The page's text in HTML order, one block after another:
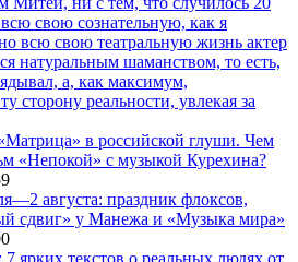
свою сознательную, как я
всю свою театральную жизнь актер
натуральным шаманством, то есть,
а, как максимум,
сторону реальности, увлекая за
в российской глуши. Чем
«Непокой» с музыкой Курехина?
августа: праздник флоксов,
сдвиг» у Манежа и «Музыка мира»
ярких текстов о реальных людях от